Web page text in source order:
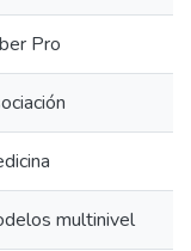
Pro
multinivel